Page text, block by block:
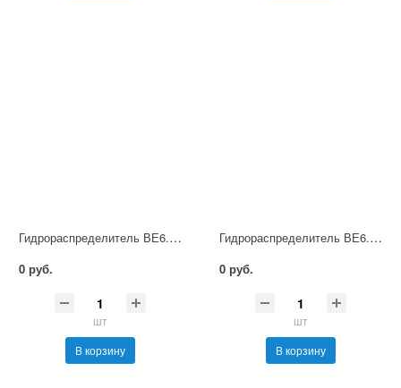
Гидрораспределитель ВЕ6.24 Г48 НМ УХЛ4
0 руб.
шт
В корзину
Гидрораспределитель ВЕ6.24 Г110 НМ УХЛ4
0 руб.
шт
В корзину